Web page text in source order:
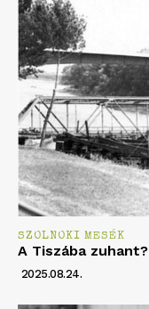
SZOLNOKI MESÉK
A Tiszába zuhant?
2025.08.24.